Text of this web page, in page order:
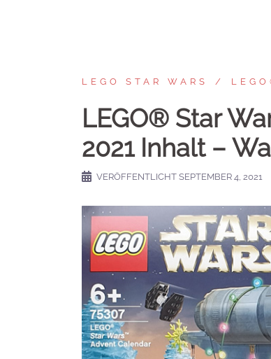
LEGO STAR WARS
LEGO® Star
2021 Inhalt –
VERÖFFENTLICHT SEPTEMBER 4, 2021